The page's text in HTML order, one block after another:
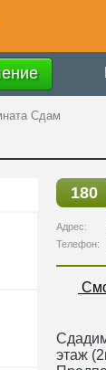
Cдам
180
Адрес:
Телефон:
этаж